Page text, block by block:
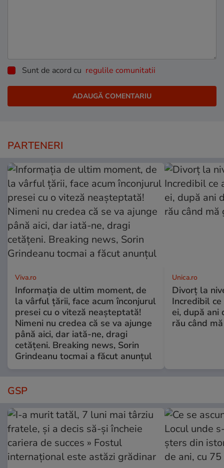
Sunt de acord cu regulile comunitatii
PARTENERI
Viva.ro
Informația de ultim moment, de
la vârful țării, face acum înconjurul
presei cu o viteză neașteptată!
Nimeni nu credea că se va ajunge
până aici, dar iată-ne, dragi
cetățeni. Breaking news, Sorin
Grindeanu tocmai a făcut anunțul
Unica.ro
Divorț la
Incredibil
ei, după ani
rău când
GSP